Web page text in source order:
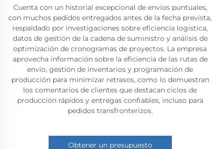
Cuenta con un historial excepcional de envíos puntuales,
con muchos pedidos entregados antes de la fecha prevista,
respaldado por investigaciones sobre eficiencia logística,
datos de gestión de la cadena de suministro y análisis de
optimización de cronogramas de proyectos. La empresa
aprovecha información sobre la eficiencia de las rutas de
envío, gestión de inventarios y programación de
producción para minimizar retrasos, como lo demuestran
los comentarios de clientes que destacan ciclos de
producción rápidos y entregas confiables, incluso para
pedidos transfronterizos.
Obtener un presupuesto